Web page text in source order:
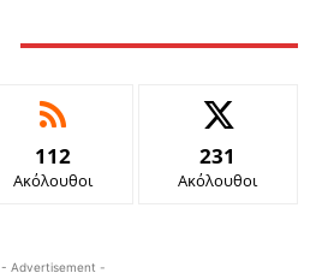
112
Ακόλουθοι
231
Ακόλουθοι
- Advertisement -